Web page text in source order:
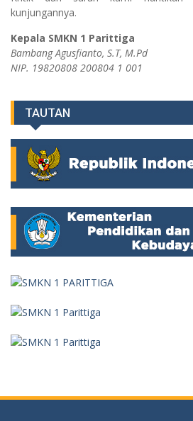
kunjungannya.
Kepala SMKN 1 Parittiga
Bambang Agusfianto, S.T, M.Pd
NIP. 19820808 200804 1 001
TAUTAN